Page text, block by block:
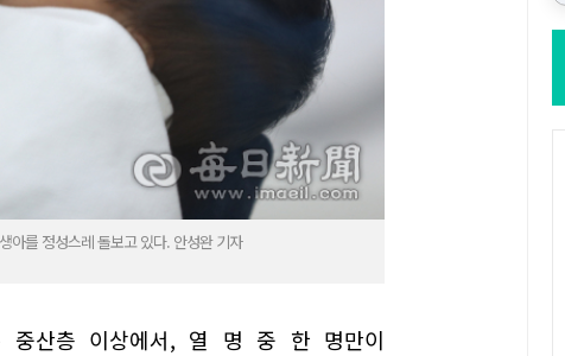
아를 정성스레 돌보고 있다. 안성완 기자
중산층 이상에서, 열 명 중 한 명만이